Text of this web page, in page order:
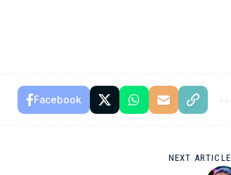
Facebook
NEXT ARTICLE